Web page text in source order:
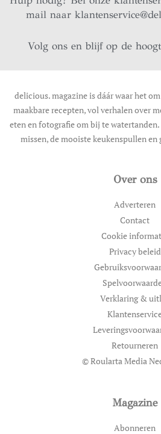
mail naar
Volg ons en blijf op de
delicious. magazine is dáár waar het
maakbare recepten, vol verhalen over
eten en fotografie om bij te
missen, de mooiste keukenspullen
Over ons
Adverteren
Contact
Cookie
Privacy beleid
Verklaring &
Retourneren
© Roularta Media
Magazine
Abonneren